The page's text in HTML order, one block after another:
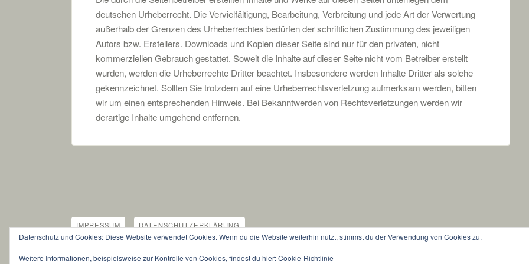
deutschen Urheberrecht. Die Vervielfältigung, Bearbeitung, Verbreitung und jede Art der Verwertung
außerhalb der Grenzen des Urheberrechtes bedürfen der schriftlichen Zustimmung des jeweiligen
Autors bzw. Erstellers. Downloads und Kopien dieser Seite sind nur für den privaten, nicht
kommerziellen Gebrauch gestattet. Soweit die Inhalte auf dieser Seite nicht vom Betreiber erstellt
wurden, werden die Urheberrechte Dritter beachtet. Insbesondere werden Inhalte Dritter als solche
gekennzeichnet. Sollten Sie trotzdem auf eine Urheberrechtsverletzung aufmerksam werden, bitten
wir um einen entsprechenden Hinweis. Bei Bekanntwerden von Rechtsverletzungen werden wir
derartige Inhalte umgehend entfernen.
IMPRESSUM DATENSCHUTZERKLÄRUNG
Datenschutz und Cookies: Diese Website verwendet Cookies. Wenn du die Website weiterhin nutzt, stimmst du der Verwendung von Cookies zu.
Weitere Informationen, beispielsweise zur Kontrolle von Cookies, findest du hier:Cookie-Richtlinie